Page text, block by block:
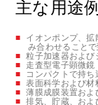
主な用途例
イオンポンプ、拡
み合わせること
粒子加速器および
走査型電子顕微鏡
コンパクトで持ち
表面科学および材
薄膜成膜装置およ
排気、貯蔵、およ